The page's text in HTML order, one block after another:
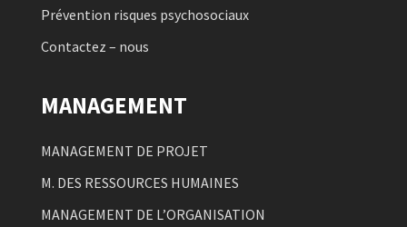
Prévention risques psychosociaux
Contactez – nous
MANAGEMENT
MANAGEMENT DE PROJET
M. DES RESSOURCES HUMAINES
MANAGEMENT DE L’ORGANISATION